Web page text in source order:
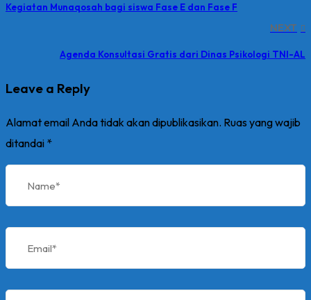
Kegiatan Munaqosah bagi siswa Fase E dan Fase F
NEXT
Agenda Konsultasi Gratis dari Dinas Psikologi TNI-AL
Leave a Reply
Alamat email Anda tidak akan dipublikasikan. Ruas yang wajib
ditandai *